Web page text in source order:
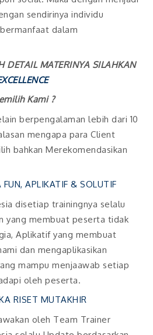
sendirinya individu
dalam
DETAIL MATERINYA SILAHKAN
Kami ?
berpengalaman lebih dari 10
mengapa para Client
bahkan Merekomendasikan
APLIKATIF & SOLUTIF
disetiap trainingnya selalu
yang membuat peserta tidak
Aplikatif yang membuat
dan mengaplikasikan
mampu menjaawab setiap
oleh peserta.
RISET MUTAKHIR
oleh Team Trainer